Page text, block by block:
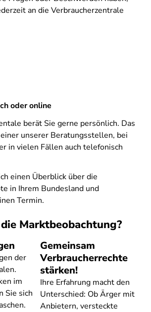
an die Verbraucherzentrale
oder online
berät Sie gerne persönlich. Das
unserer Beratungsstellen, bei
in vielen Fällen auch telefonisch
einen Überblick über die
in Ihrem Bundesland und
Termin.
Marktbeobachtung?
der
im
Sie sich
Gemeinsam
Verbraucherrechte
stärken!
Ihre Erfahrung macht den
Unterschied: Ob Ärger mit
Anbietern, versteckte